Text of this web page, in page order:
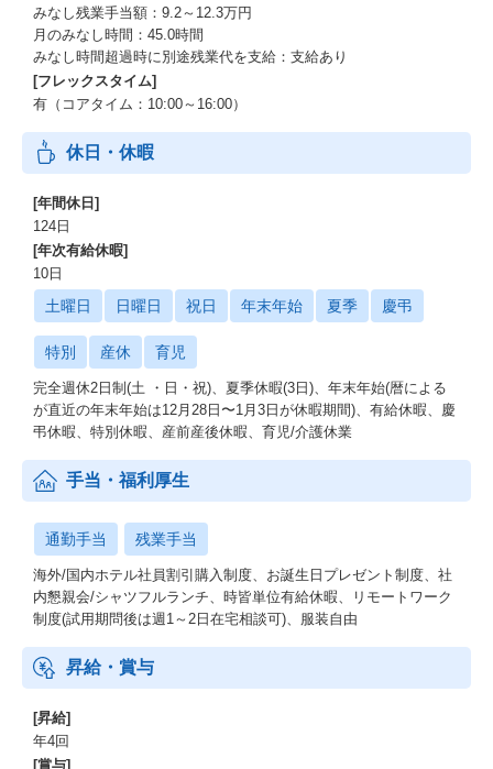
みなし残業手当額：9.2～12.3万円
月のみなし時間：45.0時間
みなし時間超過時に別途残業代を支給：支給あり
[フレックスタイム]
有（コアタイム：10:00～16:00）
休日・休暇
[年間休日]
124日
[年次有給休暇]
10日
土曜日 日曜日 祝日 年末年始 夏季 慶弔
特別 産休 育児
完全週休2日制(土 ・日・祝)、夏季休暇(3日)、年末年始(暦による
が直近の年末年始は12月28日〜1月3日が休暇期間)、有給休暇、慶
弔休暇、特別休暇、産前産後休暇、育児/介護休業
手当・福利厚生
通勤手当 残業手当
海外/国内ホテル社員割引購入制度、お誕生日プレゼント制度、社
内懇親会/シャツフルランチ、時皆単位有給休暇、リモートワーク
制度(試用期問後は週1～2日在宅相談可)、服装自由
昇給・賞与
[昇給]
年4回
[賞与]